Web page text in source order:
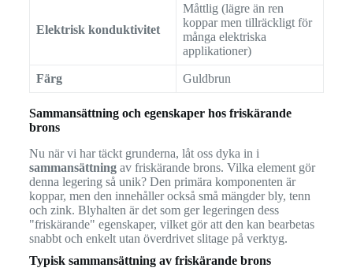
Elektrisk konduktivitet
Måttlig (lägre än ren
koppar men tillräckligt för
många elektriska
applikationer)
Färg Guldbrun
Sammansättning och egenskaper hos friskärande
brons
Nu när vi har täckt grunderna, låt oss dyka in i
sammansättningav friskärande brons. Vilka element gör
denna legering så unik? Den primära komponenten är
koppar, men den innehåller också små mängder bly, tenn
och zink. Blyhalten är det som ger legeringen dess
"friskärande" egenskaper, vilket gör att den kan bearbetas
snabbt och enkelt utan överdrivet slitage på verktyg.
Typisk sammansättning av friskärande brons